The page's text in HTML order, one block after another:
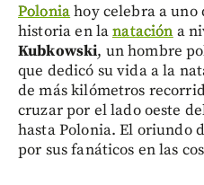
Poloniahoy celebra a uno
historia en lanatación a
Kubkowski, un hombre
que dedicó su vida a la
de más kilómetros
cruzar por el lado oeste
hasta Polonia. El oriundo
por sus fanáticos en las